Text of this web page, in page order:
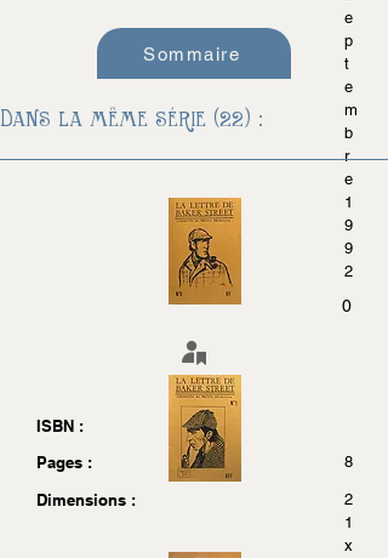
e
p
t
e
m
b
r
e
1
9
9
2
0
ISBN :
Pages :
8
Dimensions :
2
1
x
Sommaire
Dans la même série (22) :